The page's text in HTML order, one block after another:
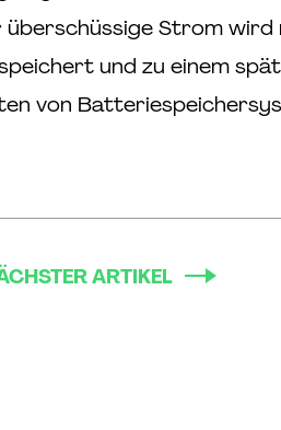
Strom
und zu einem
von
ARTIKEL